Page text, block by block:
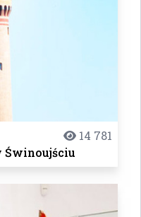
14 781